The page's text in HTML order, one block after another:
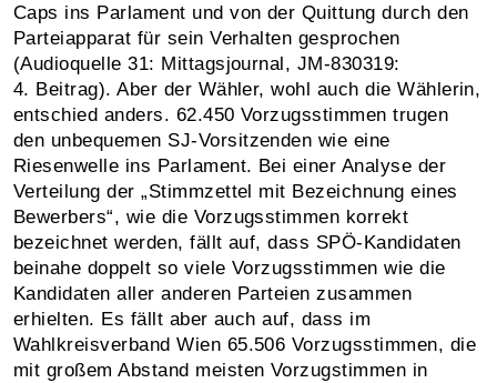
Caps ins Parlament und von der Quittung durch den
Parteiapparat für sein Verhalten gesprochen
(Audioquelle 31: Mittagsjournal, JM‑830319:
4. Beitrag). Aber der Wähler, wohl auch die Wählerin,
entschied anders. 62.450 Vorzugsstimmen trugen
den unbequemen SJ-Vorsitzenden wie eine
Riesenwelle ins Parlament. Bei einer Analyse der
Verteilung der „Stimmzettel mit Bezeichnung eines
Bewerbers“, wie die Vorzugsstimmen korrekt
bezeichnet werden, fällt auf, dass SPÖ-Kandidaten
beinahe doppelt so viele Vorzugsstimmen wie die
Kandidaten aller anderen Parteien zusammen
erhielten. Es fällt aber auch auf, dass im
Wahlkreisverband Wien 65.506 Vorzugsstimmen, die
mit großem Abstand meisten Vorzugstimmen in